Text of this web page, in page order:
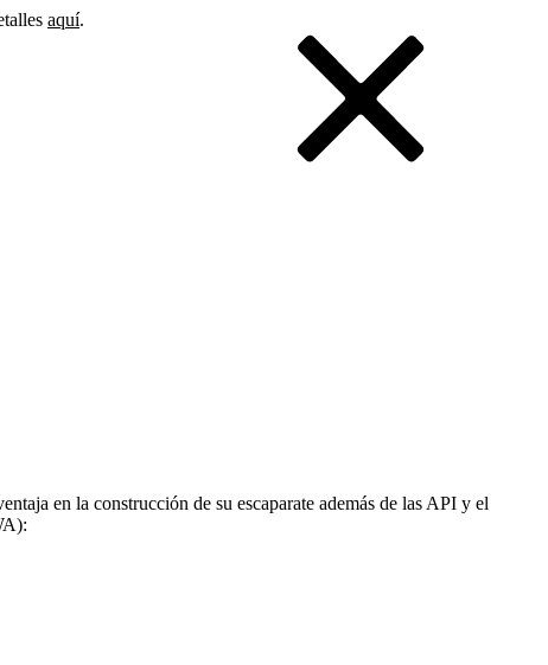
aquí.
en la construcción de su escaparate además de las API y el